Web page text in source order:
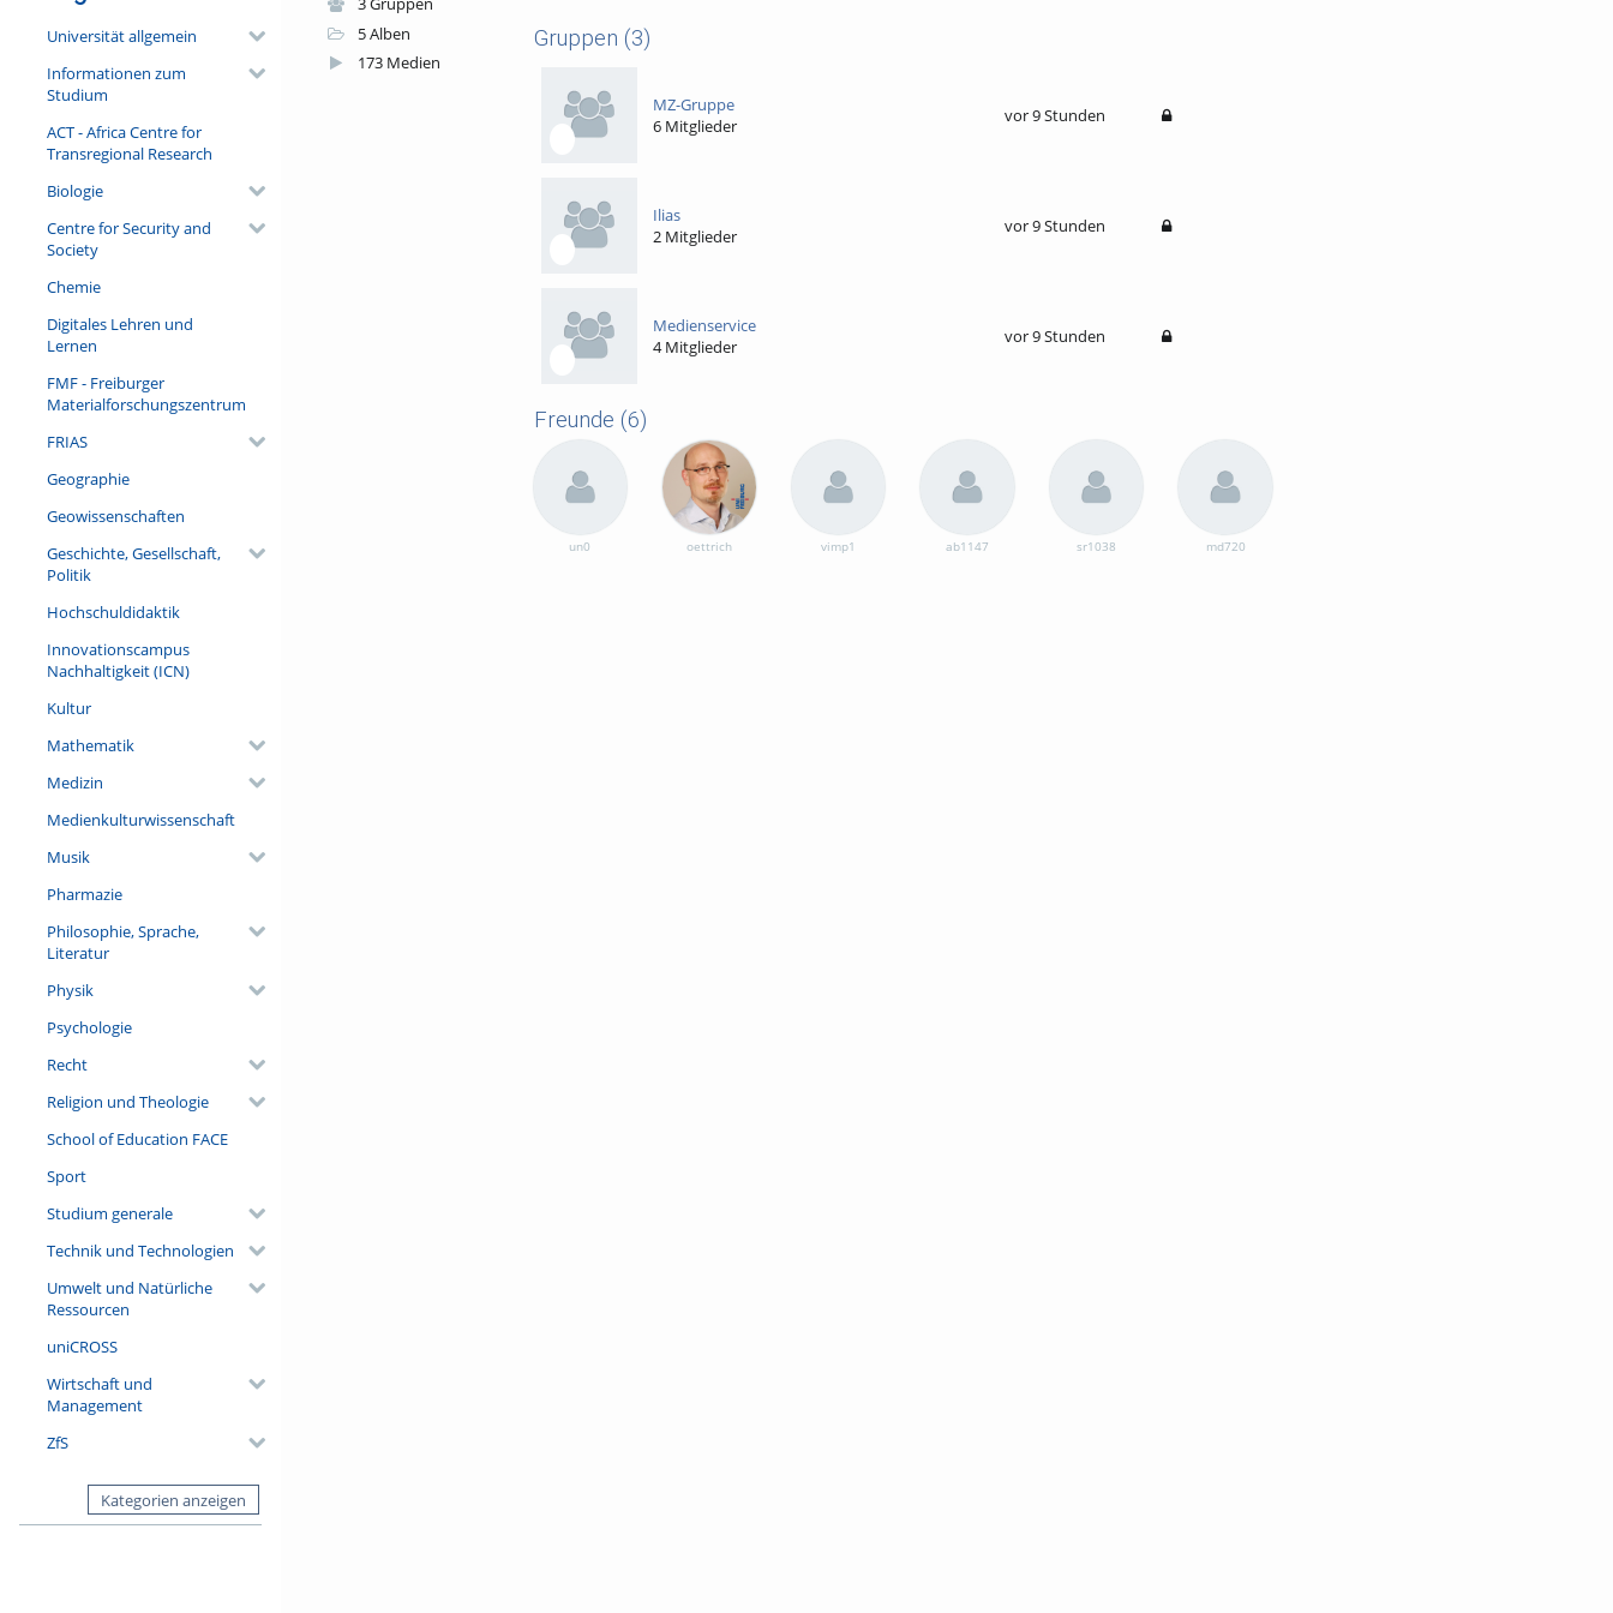
Universität allgemein
Informationen zum
Studium
ACT - Africa Centre for
Transregional Research
Biologie
Centre for Security and
Society
Chemie
Digitales Lehren und
Lernen
FMF - Freiburger
Materialforschungszentrum
FRIAS
Geographie
Geowissenschaften
Geschichte, Gesellschaft,
Politik
Hochschuldidaktik
Innovationscampus
Nachhaltigkeit (ICN)
Kultur
Mathematik
Medizin
Medienkulturwissenschaft
Musik
Pharmazie
Philosophie, Sprache,
Literatur
Physik
Psychologie
Recht
Religion und Theologie
School of Education FACE
Sport
Studium generale
Technik und Technologien
Umwelt und Natürliche
Ressourcen
uniCROSS
Wirtschaft und
Management
ZfS
Kategorien anzeigen
5 Alben
173 Medien
Gruppen (3)
MZ-Gruppe
6 Mitglieder
vor 9 Stunden
Ilias
2 Mitglieder
vor 9 Stunden
Medienservice
4 Mitglieder
vor 9 Stunden
Freunde (6)
un0 oettrich vimp1 ab1147 sr1038 md720